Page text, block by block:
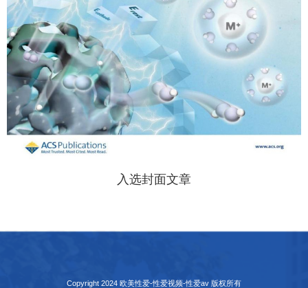
入选封面文章
Copyright 2024 欧美性爱-性爱视频-性爱av 版权所有